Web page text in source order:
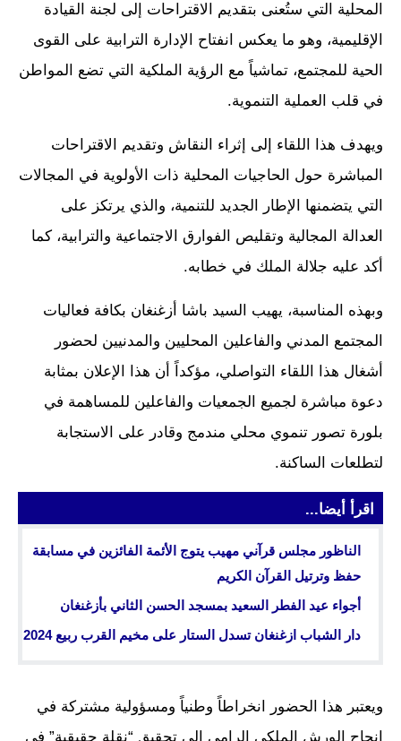
المحلية التي ستُعنى بتقديم الاقتراحات إلى لجنة القيادة
الإقليمية، وهو ما يعكس انفتاح الإدارة الترابية على القوى
الحية للمجتمع، تماشياً مع الرؤية الملكية التي تضع المواطن
في قلب العملية التنموية.
ويهدف هذا اللقاء إلى إثراء النقاش وتقديم الاقتراحات
المباشرة حول الحاجيات المحلية ذات الأولوية في المجالات
التي يتضمنها الإطار الجديد للتنمية، والذي يرتكز على
العدالة المجالية وتقليص الفوارق الاجتماعية والترابية، كما
أكد عليه جلالة الملك في خطابه.
وبهذه المناسبة، يهيب السيد باشا أزغنغان بكافة فعاليات
المجتمع المدني والفاعلين المحليين والمدنيين لحضور
أشغال هذا اللقاء التواصلي، مؤكداً أن هذا الإعلان بمثابة
دعوة مباشرة لجميع الجمعيات والفاعلين للمساهمة في
بلورة تصور تنموي محلي مندمج وقادر على الاستجابة
لتطلعات الساكنة.
اقرأ أيضا...
الناظور مجلس قرآني مهيب يتوج الأئمة الفائزين في مسابقة
حفظ وترتيل القرآن الكريم
أجواء عيد الفطر السعيد بمسجد الحسن الثاني بأزغنغان
دار الشباب ازغنغان تسدل الستار على مخيم القرب ربيع 2024
ويعتبر هذا الحضور انخراطاً وطنياً ومسؤولية مشتركة في
إنجاح الورش الملكي الرامي إلى تحقيق “نقلة حقيقية” في